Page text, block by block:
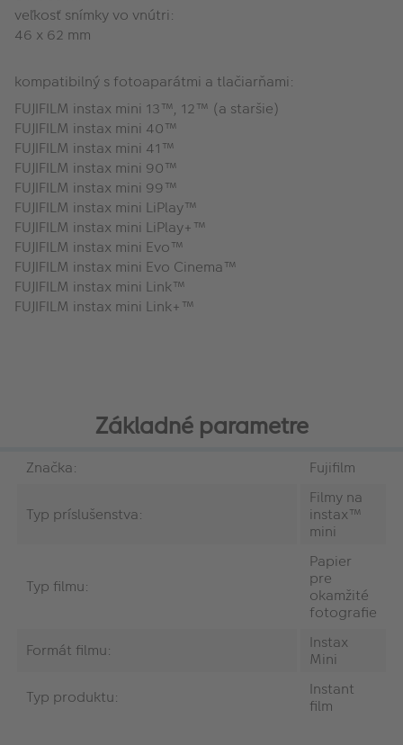
veľkosť snímky vo vnútri:
46 x 62 mm
kompatibilný s fotoaparátmi a tlačiarňami:
FUJIFILM instax mini 13™, 12™ (a staršie)
FUJIFILM instax mini 40™
FUJIFILM instax mini 41™
FUJIFILM instax mini 90™
FUJIFILM instax mini 99™
FUJIFILM instax mini LiPlay™
FUJIFILM instax mini LiPlay+™
FUJIFILM instax mini Evo™
FUJIFILM instax mini Evo Cinema™
FUJIFILM instax mini Link™
FUJIFILM instax mini Link+™
Základné parametre
Značka: Fujifilm
Typ príslušenstva:
Filmy na
instax™
mini
Typ filmu:
Papier
pre
okamžité
fotografie
Formát filmu:
Instax
Mini
Typ produktu:
Instant
film